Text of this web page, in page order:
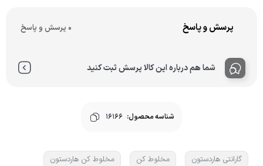
پرسش و پاسخ 0 پرسش و پاسخ
شما هم درباره این کالا پرسش ثبت کنید
شناسه محصول: 16166
گارانتی هاردستون مخلوط کن
مخلوط کن هاردستون